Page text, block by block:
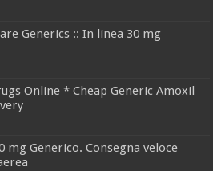
Generics :: In linea 30 mg
Online * Cheap Generic Amoxil
mg Generico. Consegna veloce